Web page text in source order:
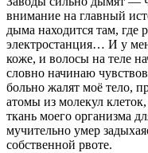
внимание на главный
дыма находится там, где
электростанция… И у
коже, и волосы на теле
словно начинаю
больно жалят моё тело,
атомы из молекул
ткань моего организма
мучительно умер
собственной рвоте.